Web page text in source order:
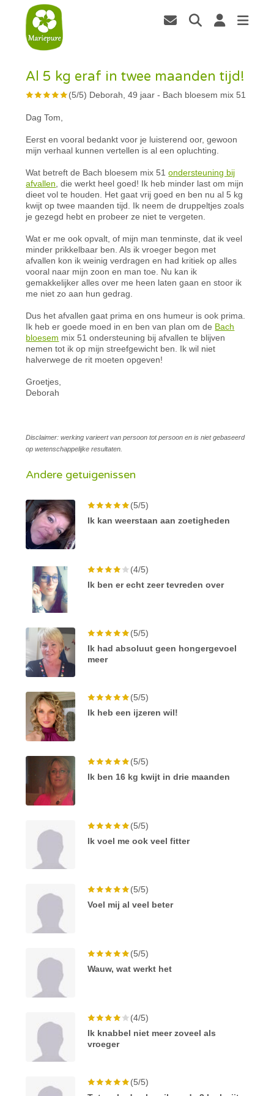
Al 5 kg eraf in twee maanden tijd!
(5/5) Deborah, 49 jaar- Bach bloesem mix 51
Dag Tom,
Eerst en vooral bedankt voor je luisterend oor, gewoon
mijn verhaal kunnen vertellen is al een opluchting.
Wat betreft de Bach bloesem mix 51ondersteuning bij
afvallen , die werkt heel goed! Ik heb minder last om mijn
dieet vol te houden. Het gaat vrij goed en ben nu al 5 kg
kwijt op twee maanden tijd. Ik neem de druppeltjes zoals
je gezegd hebt en probeer ze niet te vergeten.
Wat er me ook opvalt, of mijn man tenminste, dat ik veel
minder prikkelbaar ben. Als ik vroeger begon met
afvallen kon ik weinig verdragen en had kritiek op alles
vooral naar mijn zoon en man toe. Nu kan ik
gemakkelijker alles over me heen laten gaan en stoor ik
me niet zo aan hun gedrag.
Dus het afvallen gaat prima en ons humeur is ook prima.
Ik heb er goede moed in en ben van plan om de Bach
bloesem mix 51 ondersteuning bij afvallen te blijven
nemen tot ik op mijn streefgewicht ben. Ik wil niet
halverwege de rit moeten opgeven!
Groetjes,
Deborah
Disclaimer: werking varieert van persoon tot persoon en is niet gebaseerd
op wetenschappelijke resultaten.
Andere getuigenissen
(5/5)
Ik kan weerstaan aan zoetigheden
(4/5)
Ik ben er echt zeer tevreden over
(5/5)
Ik had absoluut geen hongergevoel
meer
(5/5)
Ik heb een ijzeren wil!
(5/5)
Ik ben 16 kg kwijt in drie maanden
(5/5)
Ik voel me ook veel fitter
(5/5)
Voel mij al veel beter
(5/5)
Wauw, wat werkt het
(4/5)
Ik knabbel niet meer zoveel als
vroeger
(5/5)